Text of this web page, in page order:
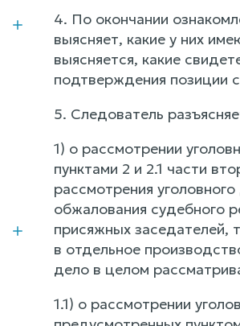
4. По окончании
выясняет, какие у них
выясняется, какие
подтверждения позиции
5. Следователь
1) о рассмотрении
пунктами 2 и 2.1 части
рассмотрения
обжалования судебного
присяжных заседателей,
в отдельное
дело в целом
1.1) о рассмотрении